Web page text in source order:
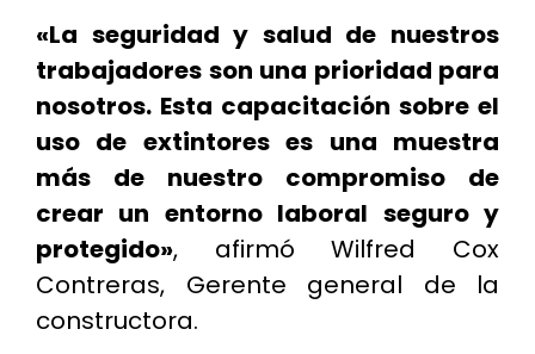
«La seguridad y salud de nuestros
trabajadores son una prioridad para
nosotros. Esta capacitación sobre el
uso de extintores es una muestra
más de nuestro compromiso de
crear un entorno laboral seguro y
protegido», afirmó Wilfred Cox
Contreras, Gerente general de la
constructora.